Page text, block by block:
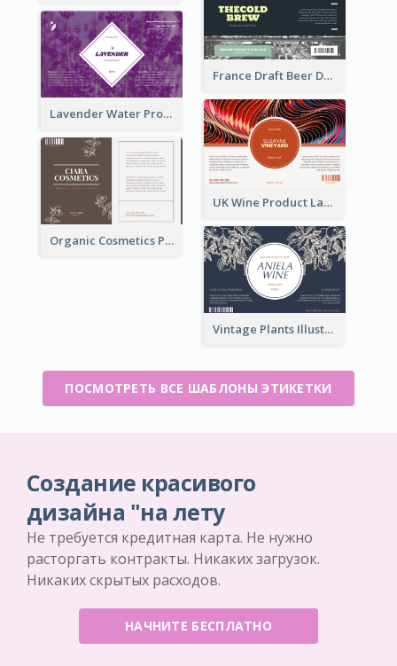
France Draft Beer Drink Label
Lavender Water Product Label
UK Wine Product Label
Organic Cosmetics Product Label
Vintage Plants Illustration Wine Label
ПОСМОТРЕТЬ ВСЕ ШАБЛОНЫ ЭТИКЕТКИ
Создание красивого
дизайна "на лету
Не требуется кредитная карта. Не нужно
расторгать контракты. Никаких загрузок.
Никаких скрытых расходов.
НАЧНИТЕ БЕСПЛАТНО